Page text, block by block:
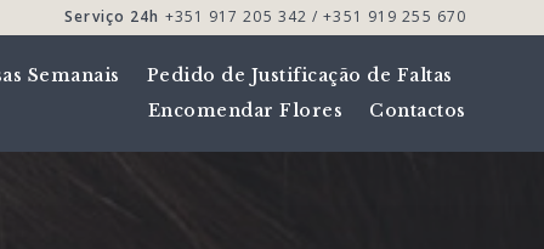
Serviço 24h +351 917 205 342 / +351 919 255 670
Semanais
Pedido de Justificação de Faltas
Encomendar Flores
Contactos